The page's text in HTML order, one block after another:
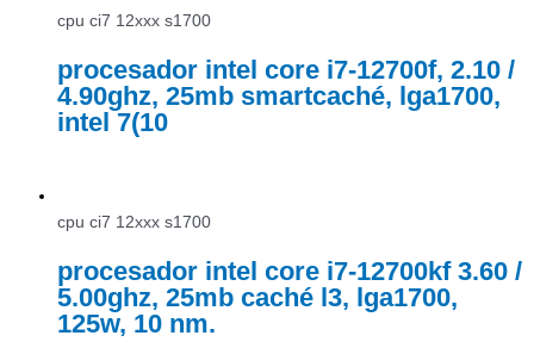
cpu ci7 12xxx s1700
procesador intel core i7-12700f, 2.10 /
4.90ghz, 25mb smartcaché, lga1700,
intel 7(10
cpu ci7 12xxx s1700
procesador intel core i7-12700kf 3.60 /
5.00ghz, 25mb caché l3, lga1700,
125w, 10 nm.